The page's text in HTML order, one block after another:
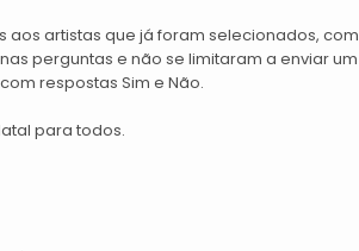
aos artistas que já foram selecionados,
perguntas e não se limitaram a enviar
respostas Sim e Não.
para todos.